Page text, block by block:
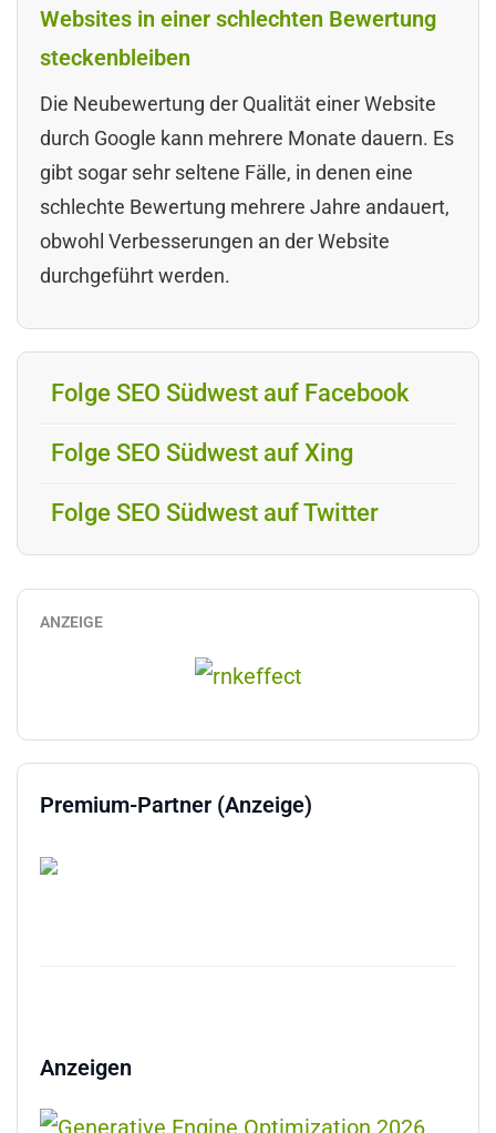
Websites in einer schlechten Bewertung
steckenbleiben
Die Neubewertung der Qualität einer Website
durch Google kann mehrere Monate dauern. Es
gibt sogar sehr seltene Fälle, in denen eine
schlechte Bewertung mehrere Jahre andauert,
obwohl Verbesserungen an der Website
durchgeführt werden.
Folge SEO Südwest auf Facebook
Folge SEO Südwest auf Xing
Folge SEO Südwest auf Twitter
ANZEIGE
Premium-Partner (Anzeige)
Anzeigen